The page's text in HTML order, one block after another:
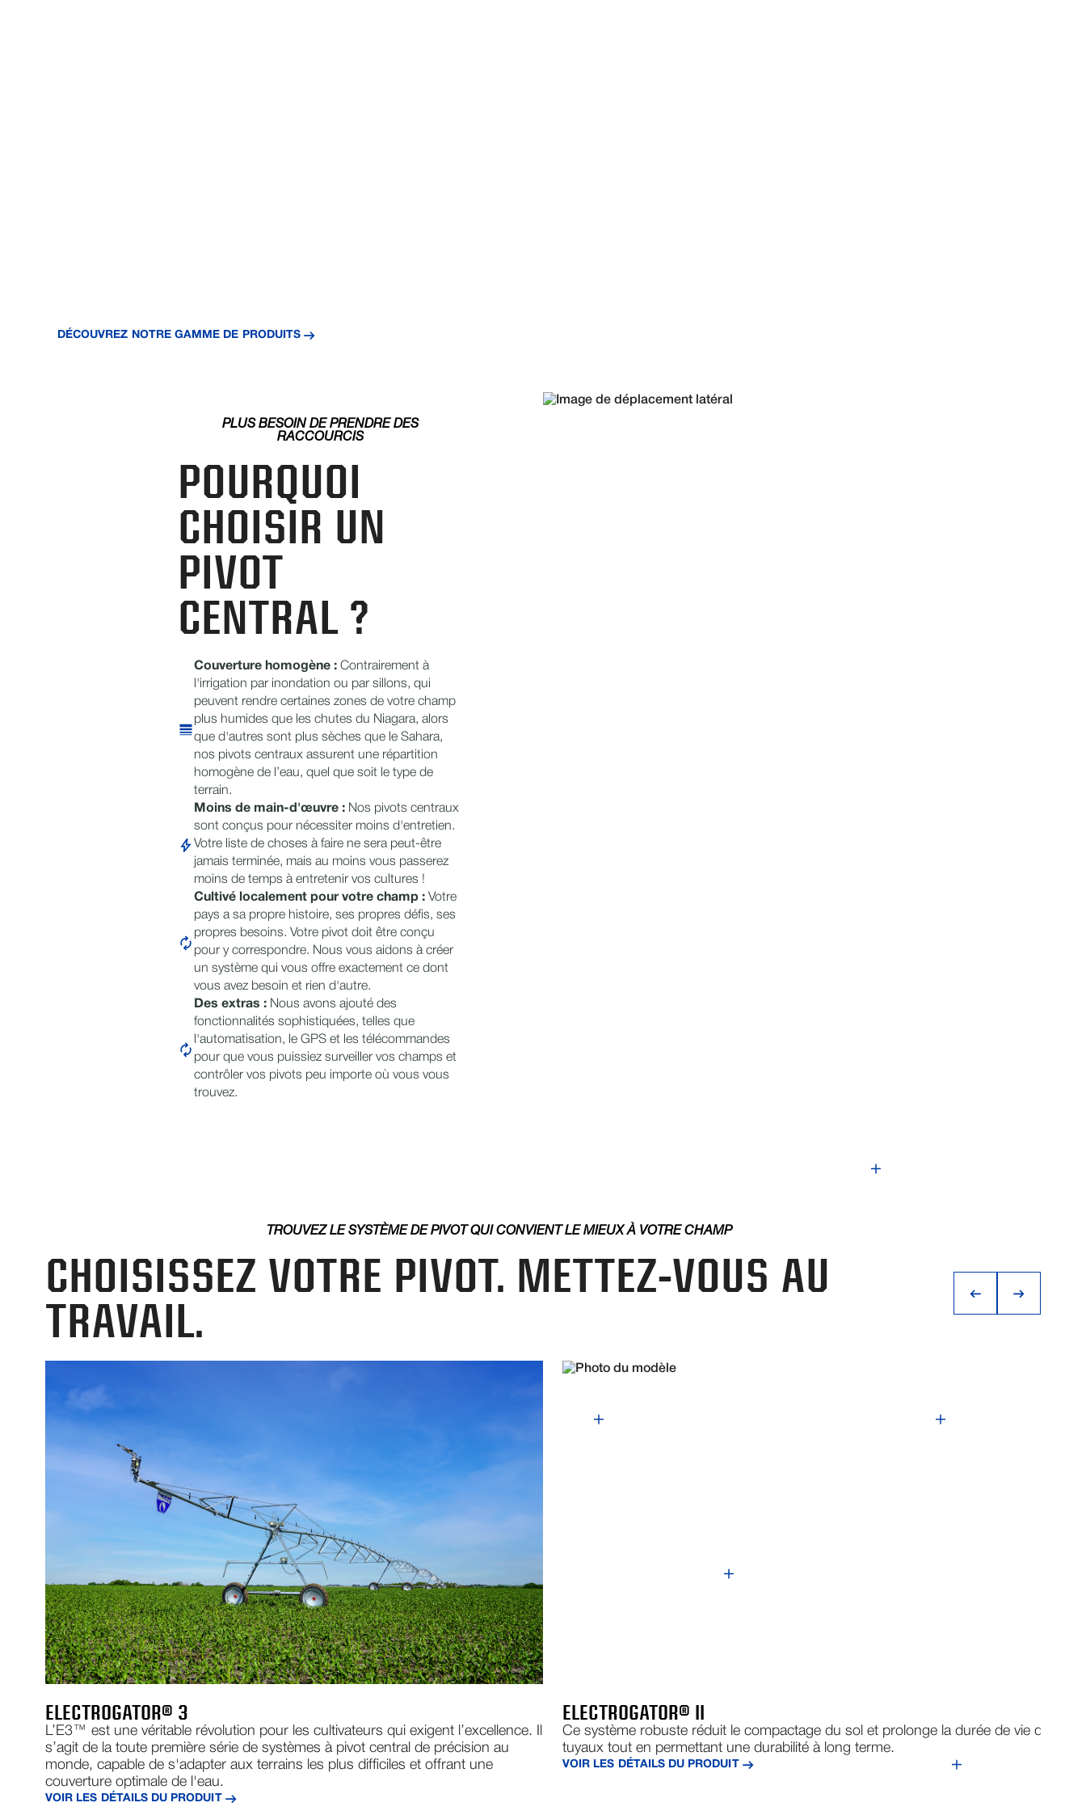
DÉCOUVREZ NOTRE GAMME DE PRODUITS
PLUS BESOIN DE PRENDRE DES
RACCOURCIS
POURQUOI
CHOISIR UN
PIVOT
CENTRAL ?
Couverture homogène : Contrairement à
l'irrigation par inondation ou par sillons, qui
peuvent rendre certaines zones de votre champ
plus humides que les chutes du Niagara, alors
que d'autres sont plus sèches que le Sahara,
nos pivots centraux assurent une répartition
homogène de l’eau, quel que soit le type de
terrain.
Moins de main-d'œuvre : Nos pivots centraux
sont conçus pour nécessiter moins d'entretien.
Votre liste de choses à faire ne sera peut-être
jamais terminée, mais au moins vous passerez
moins de temps à entretenir vos cultures !
Cultivé localement pour votre champ : Votre
pays a sa propre histoire, ses propres défis, ses
propres besoins. Votre pivot doit être conçu
pour y correspondre. Nous vous aidons à créer
un système qui vous offre exactement ce dont
vous avez besoin et rien d'autre.
Des extras : Nous avons ajouté des
fonctionnalités sophistiquées, telles que
l'automatisation, le GPS et les télécommandes
pour que vous puissiez surveiller vos champs et
contrôler vos pivots peu importe où vous vous
trouvez.
TROUVEZ LE SYSTÈME DE PIVOT QUI CONVIENT LE MIEUX À VOTRE CHAMP
CHOISISSEZ VOTRE PIVOT. METTEZ-VOUS AU
TRAVAIL.
ELECTROGATOR® 3
L’E3™ est une véritable révolution pour les cultivateurs qui exigent l’excellence. Il
s’agit de la toute première série de systèmes à pivot central de précision au
monde, capable de s'adapter aux terrains les plus difficiles et offrant une
couverture optimale de l'eau.
VOIR LES DÉTAILS DU PRODUIT
ELECTROGATOR® II
Ce système robuste réduit le compactage du sol et prolonge la durée de vie des
tuyaux tout en permettant une durabilité à long terme.
VOIR LES DÉTAILS DU PRODUIT